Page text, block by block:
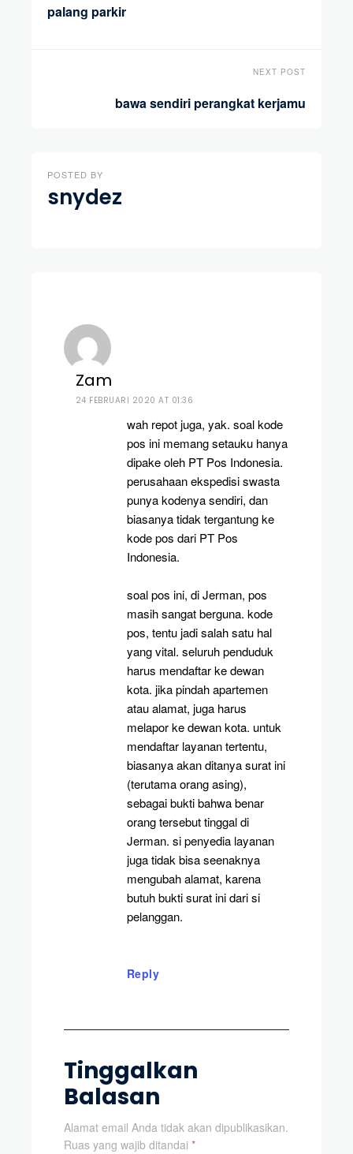
palang parkir
NEXT POST
bawa sendiri perangkat kerjamu
POSTED BY
snydez
Zam
24 FEBRUARI 2020 AT 01:36
wah repot juga, yak. soal kode
pos ini memang setauku hanya
dipake oleh PT Pos Indonesia.
perusahaan ekspedisi swasta
punya kodenya sendiri, dan
biasanya tidak tergantung ke
kode pos dari PT Pos
Indonesia.
soal pos ini, di Jerman, pos
masih sangat berguna. kode
pos, tentu jadi salah satu hal
yang vital. seluruh penduduk
harus mendaftar ke dewan
kota. jika pindah apartemen
atau alamat, juga harus
melapor ke dewan kota. untuk
mendaftar layanan tertentu,
biasanya akan ditanya surat ini
(terutama orang asing),
sebagai bukti bahwa benar
orang tersebut tinggal di
Jerman. si penyedia layanan
juga tidak bisa seenaknya
mengubah alamat, karena
butuh bukti surat ini dari si
pelanggan.
Reply
Tinggalkan
Balasan
Alamat email Anda tidak akan dipublikasikan.
Ruas yang wajib ditandai *